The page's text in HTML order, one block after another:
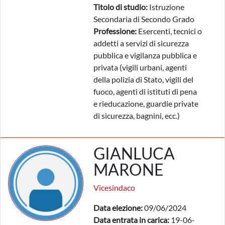
Titolo di studio: Istruzione
Secondaria di Secondo Grado
Professione: Esercenti, tecnici o
addetti a servizi di sicurezza
pubblica e vigilanza pubblica e
privata (vigili urbani, agenti
della polizia di Stato, vigili del
fuoco, agenti di istituti di pena
e rieducazione, guardie private
di sicurezza, bagnini, ecc.)
GIANLUCA
MARONE
Vicesindaco
Data elezione:09/06/2024
Data entrata in carica: 19-06-